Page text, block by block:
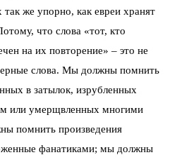
же упорно, как евреи хранят
что слова «тот, кто
на их повторение» – это не
слова. Мы должны помнить
в затылок, изрубленных
или умерщвленных многими
помнить произведения
фанатиками; мы должны